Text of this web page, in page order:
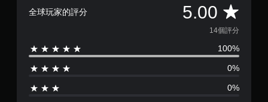
全球玩家的評分 5.00 平
均
評
分
14個評分
100%
0%
0%